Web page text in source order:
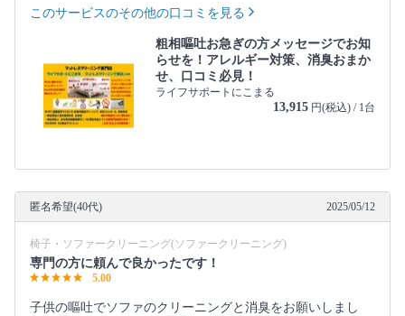
このサービスのその他の口コミを見る
粗相嘔吐お急ぎの方メッセージでお知
らせを！アレルギー対策、消臭おまか
せ、口コミ必見！
ライフサポートにこまる
13,915 円(税込) / 1台
匿名希望(40代) 2025/05/12
椅子・ソファークリーニング(ソファークリーニング)
専門の方に頼んで良かったです！
5.00
子供の嘔吐でソファのクリーニングと消臭をお願いしまし